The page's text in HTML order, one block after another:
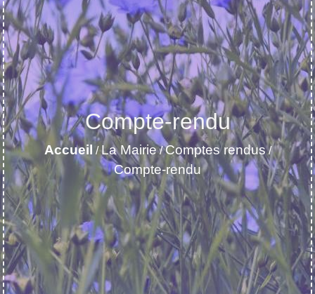
Compte-rendu
Accueil /La Mairie/Comptes rendus/
Compte-rendu